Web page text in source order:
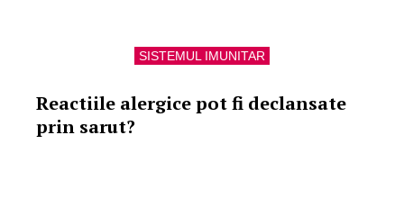
SISTEMUL IMUNITAR
Reactiile alergice pot fi declansate
prin sarut?